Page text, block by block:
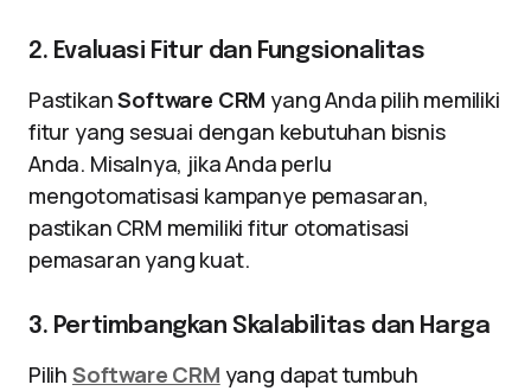
2. Evaluasi Fitur dan Fungsionalitas
PastikanSoftware CRM yang Anda pilih memiliki
fitur yang sesuai dengan kebutuhan bisnis
Anda. Misalnya, jika Anda perlu
mengotomatisasi kampanye pemasaran,
pastikan CRM memiliki fitur otomatisasi
pemasaran yang kuat.
3. Pertimbangkan Skalabilitas dan Harga
Pilih Software CRM yang dapat tumbuh